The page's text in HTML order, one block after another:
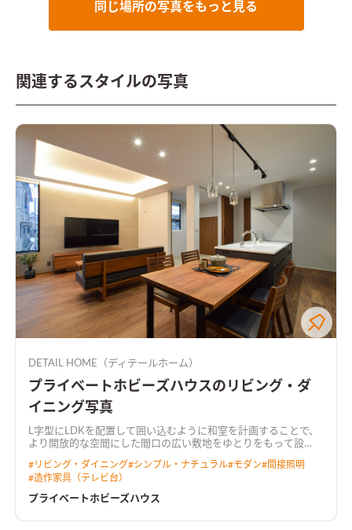
同じ場所の写真をもっと見る
関連するスタイルの写真
DETAIL HOME（ディテールホーム）
プライベートホビーズハウスのリビング・ダ
イニング写真
L字型にLDKを配置して囲い込むように和室を計画することで、
より開放的な空間にした 間口の広い敷地をゆとりをもって設
線とした。 LDKからは中庭が望め、植栽が四季の移ろいを感じ
させてくれる。 2階にご夫婦で使えるホビールームを設置し、コ
ロナ禍でのお家時間の充実や、リモートワークなど多岐に渡り
#リビング・ダイニング#シンプル・ナチュラル#モダン#間接照明
#造作家具（テレビ台）
プライベートホビーズハウス